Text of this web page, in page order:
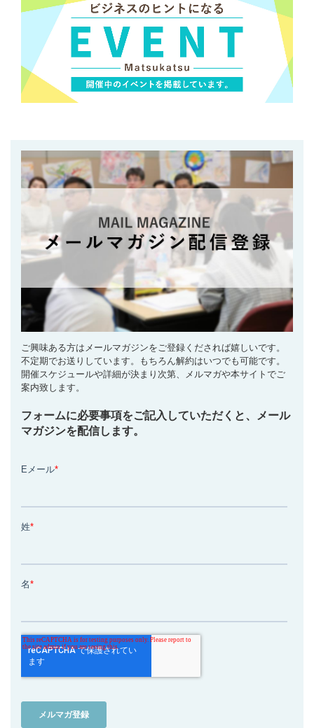
ご興味ある方はメールマガジンをご登録くだされば嬉しいです。
不定期でお送りしています。もちろん解約はいつでも可能です。
開催スケジュールや詳細が決まり次第、メルマガや本サイトでご
案内致します。
フォームに必要事項をご記入していただくと、メール
マガジンを配信します。